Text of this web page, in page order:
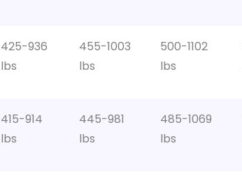
425-936
lbs
455-1003
lbs
500-1102
lbs
415-914
lbs
445-981
lbs
485-1069
lbs